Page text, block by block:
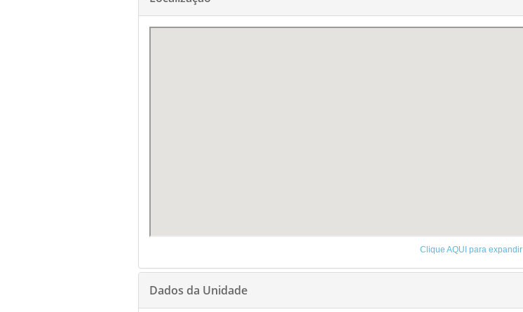
Clique AQUI para expandir
Dados da Unidade